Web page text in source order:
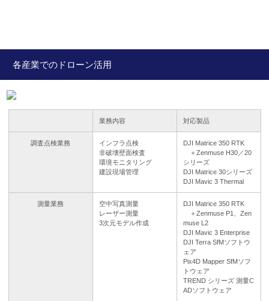
各産業でのドローン活用
業務内容 対応製品
調査点検業務
インフラ点検
非破壊壁面検査
環境モニタリング
建設現場管理
DJI Matrice 350 RTK
＋Zenmuse H30／20
シリーズ
DJI Matrice 30シリーズ
DJI Mavic 3 Thermal
測量業務
空中写真測量
レーザー測量
3次元モデル作成
DJI Matrice 350 RTK
＋Zenmuse P1、Zen
muse L2
DJI Mavic 3 Enterprise
DJI Terra SfMソフトウ
ェア
Pix4D Mapper SfMソフ
トウェア
TREND シリーズ 測量C
ADソフトウェア